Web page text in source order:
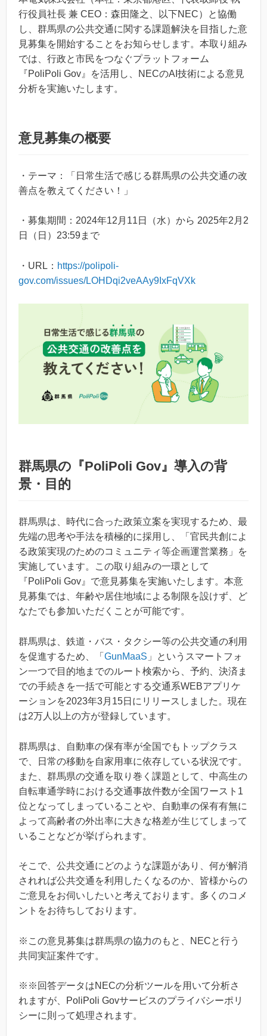
行役員社長 兼 CEO：森田隆之、以下NEC）と協働
し、群馬県の公共交通に関する課題解決を目指した意
見募集を開始することをお知らせします。本取り組み
では、行政と市民をつなぐプラットフォーム
『PoliPoli Gov』を活用し、NECのAI技術による意見
分析を実施いたします。
意見募集の概要
・テーマ：「日常生活で感じる群馬県の公共交通の改
善点を教えてください！」
・募集期間：2024年12月11日（水）から 2025年2月2
日（日）23:59まで
・URL： https://polipoli-
gov.com/issues/LOHDqi2veAAy9IxFqVXk
群馬県の『PoliPoli Gov』導入の背
景・目的
群馬県は、時代に合った政策立案を実現するため、最
先端の思考や手法を積極的に採用し、「官民共創によ
る政策実現のためのコミュニティ等企画運営業務」を
実施しています。この取り組みの一環として
『PoliPoli Gov』で意見募集を実施いたします。本意
見募集では、年齢や居住地域による制限を設けず、ど
なたでも参加いただくことが可能です。
群馬県は、鉄道・バス・タクシー等の公共交通の利用
を促進するため、「 GunMaaS 」というスマートフォ
ン一つで目的地までのルート検索から、予約、決済ま
での手続きを一括で可能とする交通系WEBアプリケ
ーションを2023年3月15日にリリースしました。現在
は2万人以上の方が登録しています。
群馬県は、自動車の保有率が全国でもトップクラス
で、日常の移動を自家用車に依存している状況です。
また、群馬県の交通を取り巻く課題として、中高生の
自転車通学時における交通事故件数が全国ワースト1
位となってしまっていることや、自動車の保有有無に
よって高齢者の外出率に大きな格差が生じてしまって
いることなどが挙げられます。
そこで、公共交通にどのような課題があり、何が解消
されれば公共交通を利用したくなるのか、皆様からの
ご意見をお伺いしたいと考えております。多くのコメ
ントをお待ちしております。
※この意見募集は群馬県の協力のもと、NECと行う
共同実証案件です。
※※回答データはNECの分析ツールを用いて分析さ
れますが、PoliPoli Govサービスのプライバシーポリ
シーに則って処理されます。